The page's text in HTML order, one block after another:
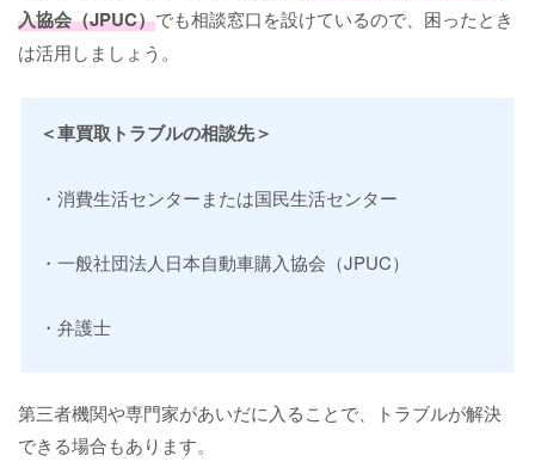
入協会（JPUC）でも相談窓口を設けているので、困ったとき
は活用しましょう。
＜車買取トラブルの相談先＞
・消費生活センターまたは国民生活センター
・一般社団法人日本自動車購入協会（JPUC）
・弁護士
第三者機関や専門家があいだに入ることで、トラブルが解決
できる場合もあります。